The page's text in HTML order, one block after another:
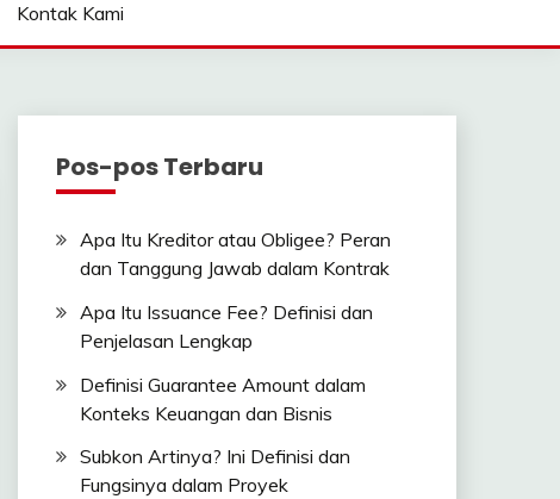
Kontak Kami
Pos-pos Terbaru
Apa Itu Kreditor atau Obligee? Peran
dan Tanggung Jawab dalam Kontrak
Apa Itu Issuance Fee? Definisi dan
Penjelasan Lengkap
Definisi Guarantee Amount dalam
Konteks Keuangan dan Bisnis
Subkon Artinya? Ini Definisi dan
Fungsinya dalam Proyek